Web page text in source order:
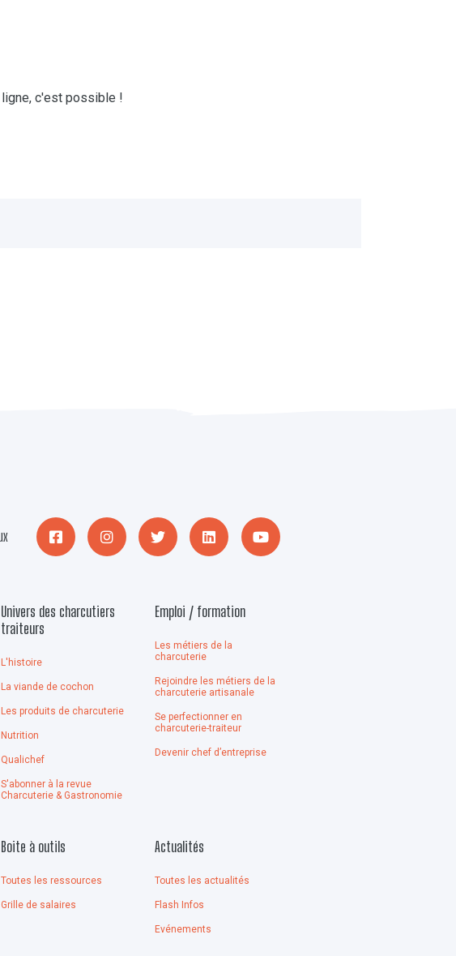
c'est possible !
Univers des charcutiers
traiteurs
L'histoire
La viande de cochon
Les produits de charcuterie
Nutrition
Qualichef
S'abonner à la revue
Charcuterie & Gastronomie
Emploi / formation
Les métiers de la
charcuterie
Rejoindre les métiers de la
charcuterie artisanale
Se perfectionner en
charcuterie-traiteur
Devenir chef d’entreprise
Boite à outils
Toutes les ressources
Grille de salaires
Actualités
Toutes les actualités
Flash Infos
Evénements